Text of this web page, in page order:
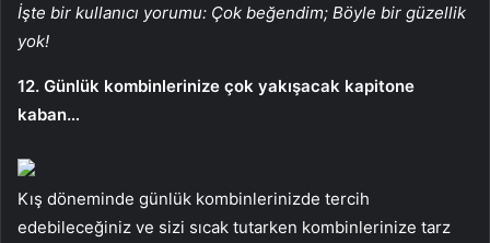
İşte bir kullanıcı yorumu: Çok beğendim; Böyle bir güzellik
yok!
12. Günlük kombinlerinize çok yakışacak kapitone
kaban…
Kış döneminde günlük kombinlerinizde tercih
edebileceğiniz ve sizi sıcak tutarken kombinlerinize tarz